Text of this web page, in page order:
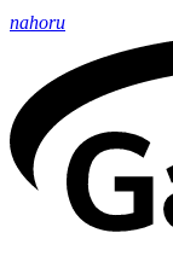
nahoru